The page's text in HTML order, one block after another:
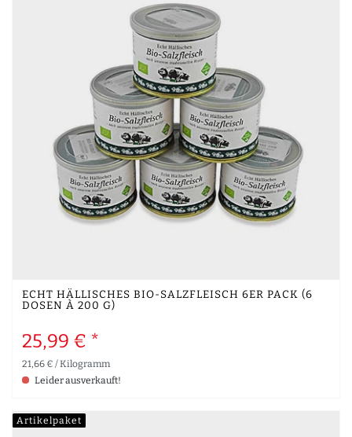
ECHT HÄLLISCHES BIO-SALZFLEISCH 6ER PACK (6
DOSEN À 200 G)
25,99 € *
21,66 € / Kilogramm
Leider ausverkauft!
Artikelpaket